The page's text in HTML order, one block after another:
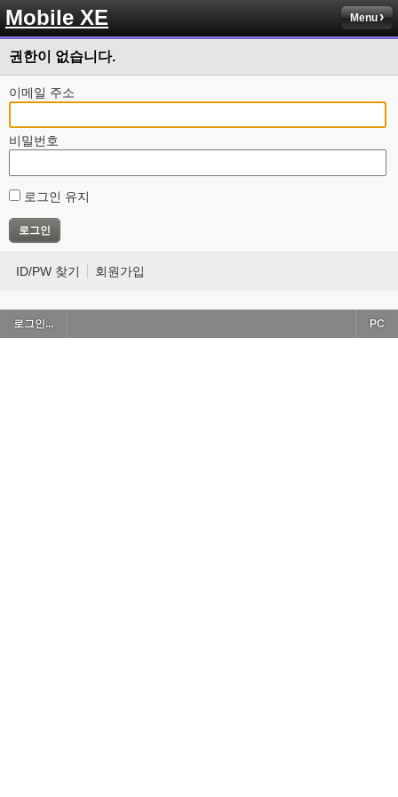
Mobile XE Menu
권한이 없습니다.
이메일 주소
비밀번호
로그인 유지
ID/PW 찾기 회원가입
로그인... PC